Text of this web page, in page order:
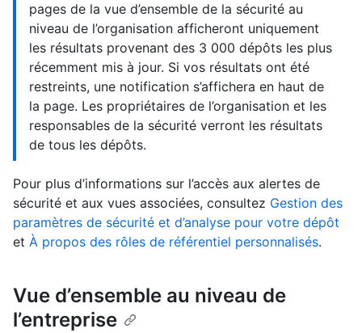
pages de la vue d’ensemble de la sécurité au
niveau de l’organisation afficheront uniquement
les résultats provenant des 3 000 dépôts les plus
récemment mis à jour. Si vos résultats ont été
restreints, une notification s’affichera en haut de
la page. Les propriétaires de l’organisation et les
responsables de la sécurité verront les résultats
de tous les dépôts.
Pour plus d’informations sur l’accès aux alertes de
sécurité et aux vues associées, consultez Gestion des
paramètres de sécurité et d’analyse pour votre dépôt
et À propos des rôles de référentiel personnalisés.
Vue d’ensemble au niveau de
l’entreprise